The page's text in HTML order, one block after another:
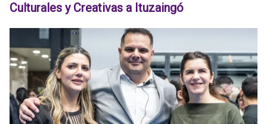
Culturales y Creativas a Ituzaingó